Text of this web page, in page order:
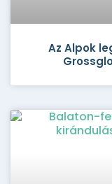
Az Alpok